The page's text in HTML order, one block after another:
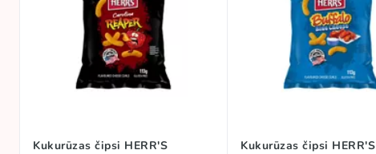
Kukurūzas čipsi HERR'S
Kukurūzas čipsi HERR'S